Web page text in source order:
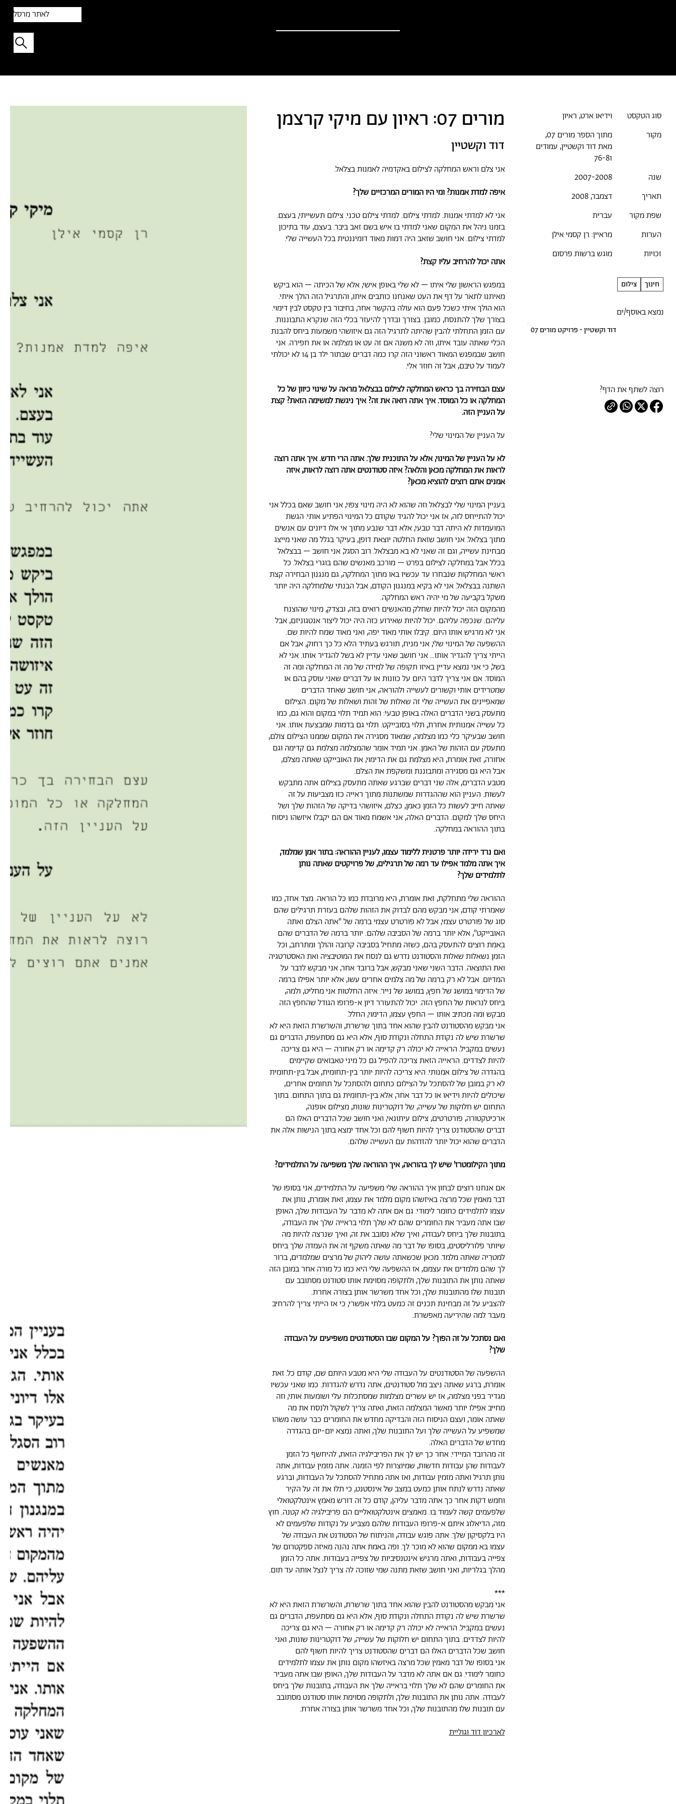
לאתר מרסל
סוג הטקסט
וידיאו ארט, ראיון
מקור
מתוך הספר מורים 07,
מאת דוד וקשטיין, עמודים
76-81
שנה
2007-2008
תאריך
דצמבר, 2008
שפת מקור
עברית
הערות
מראיין: רן קסמי אילן
זכויות
מוגש ברשות פרסום
חינוך צילום
נמצא באוסף/ים
דוד וקשטיין - פרויקט מורים 07
רוצה לשתף את הדף?
אני צלם וראש המחלקה לצילום באקדמיה לאמנות בצלאל.
איפה למדת אמנות? ומי היו המורים המרכזיים שלך?
אני לא למדתי אמנות. למדתי צילום. למדתי צילום טכני. צילום תעשייתי, בעצם.
בזמנו ניהל את המקום שאני למדתי בו איש בשם זאב ביבר. בעצם, עוד בתיכון
למדתי צילום. אני חושב שזאב היה דמות מאוד דומיננטית בכל העשייה שלי.
אתה יכול להרחיב עליו קצת?
במפגש הראשון שלי איתו – לא שלי באופן אישי, אלא של הכיתה – הוא ביקש
מאיתנו לתאר על דף את העט שאנחנו כותבים איתו, והתרגיל הזה הולך איתי.
הוא הולך איתי כשכל פעם הוא עולה בהקשר אחר, בחיבור בין טקסט לבין דימוי.
בצורך שלך להתנסח, כמובן. בצורך ובדרך להיעזר בכלי הזה שנקרא התבוננות.
עם הזמן התחלתי להבין שהיתה לתרגיל הזה גם איזושהי משמעות ביחס להבנת
הכלי שאתה עובד איתו, וזה לא משנה אם זה עט או מצלמה או את חפירה. אני
חושב שבמפגש המאוד ראשוני הזה קרו כמה דברים שבתור ילד בן 14 לא יכולתי
לעמוד על טיבם, אבל זה חוזר אלי.
עצם הבחירה בך כראש המחלקה לצילום בבצלאל מראה על שינוי כיוון של כל
המחלקה או כל המוסד. איך אתה רואה את זה? איך ניגשת למשימה הזאת? קצת
על העניין הזה.
על העניין של המינוי שלי?
לא על העניין של המינוי, אלא על התוכנית שלך. אתה הרי חדש. איך אתה רוצה
לראות את המחלקה מכאן והלאה? איזה סטודנטים אתה רוצה לראות, איזה
אמנים אתם רוצים להוציא מכאן?
בעניין המינוי שלי לבצלאל וזה שהוא לא היה מינוי צפוי, אני חושב שאם בכלל אני
יכול להתייחס לזה, אז אני יכול להגיד שקודם כל המינוי הפתיע אותי. הגשת
המועמדות לא היתה דבר טבעי, אלא דבר שנבע מתוך אי אלו דיונים עם אנשים
מתוך בצלאל. אני חושב שזאת החלטה יוצאת דופן, בעיקר בגלל מה שאני מייצג
מבחינת עשייה, וגם זה שאני לא בא מבצלאל. רוב הסגל, אני חושב – בבצלאל
בכלל אבל במחלקה לצילום בפרט – מורכב מאנשים שהם בוגרי בצלאל. כל
ראשי המחלקות שנבחרו עד עכשיו באו מתוך המחלקה, גם מנגנון הבחירה קצת
השתנה בבצלאל. אני לא בקיא במנגנון הקודם, אבל הבנתי שלמחלקה היה יותר
משקל בקביעה של מי יהיה ראש המחלקה.
מהמקום הזה יכול להיות שחלק מהאנשים רואים בזה, ובצדק, מינוי שהוצנח
עליהם. שנכפה עליהם. יכול להיות שאירוע כזה היה יכול ליצור אנטגוניזם, אבל
אני לא מרגיש אותו היום. קיבלו אותי מאוד יפה, ואני מאוד שמח להיות שם.
ההשפעה של המינוי שלי, אני מניח, תורגש בעתיד הלא כל כך רחוק, אבל אם
הייתי צריך להגדיר אותו... אני חושב שאני עדיין לא בשל להגדיר אותו. אני לא
בשל, כי אני נמצא עדיין באיזו תקופה של למידה של מה זה המחלקה ומה זה
המוסד. אם אני צריך לדבר היום על כוונות או על דברים שאני עוסק בהם או
שמטרידים אותי וקשורים לעשייה ולהוראה, אני חושב שאחד הדברים
שמאפיינים את העשייה שלי זה שאלות של זהות ושאלות של מקום. הצילום
מתעסק בשני הדברים האלה באופן טבעי: הוא תמיד תלוי במקום והוא גם, כמו
כל עשייה אמנותית אחרת, תלוי בסובייקט. תלוי גם בדמות שמבצעת אותו. אני
חושב שבעיקר כלי כמו מצלמה, שמאוד מסגירה את המקום שממנו הצילום צולם,
מתעסק עם הזהות של האמן. אני תמיד אומר שהמצלמה מצלמת גם קדימה וגם
אחורה, זאת אומרת, היא מצלמת גם את הדימוי, את האובייקט שאתה מצלם,
אבל היא גם מסגירה ומתבוננת ומשקפת את הצלם.
מטבע הדברים, אלה שני דברים שברגע שאתה מתעסק בצילום אתה מתבקש
לעשות. העניין הוא שההגדרות שמשתנות מתוך ראייה כזו מצביעות על זה
שאתה חייב לעשות כל הזמן כאמן, כצלם, איזושהי בדיקה של הזהות שלך ושל
היחס שלך למקום. הדברים האלה, אני אשמח מאוד אם הם יקבלו איזשהו ניסוח
בתוך ההוראה במחלקה.
ואם נרד ירידה יותר פרטנית ללימוד עצמו, לעניין ההוראה: בתור אמן שמלמד,
איך אתה מלמד אפילו עד רמה של תרגילים, של פרויקטים שאתה נותן
לתלמידים שלך?
ההוראה שלי מתחלקת, זאת אומרת, היא מרובדת כמו כל הוראה. מצד אחד, כמו
שאמרתי קודם, אני מבקש מהם לבדוק את הזהות שלהם בעזרת תרגילים שהם
סוג של פורטרט עצמי, אבל לא פורטרט עצמי ברמה של "אתה הצלם ואתה
האובייקט", אלא יותר ברמה של הסביבה שלהם. יותר ברמה של הדברים שהם
באמת רוצים להתעסק בהם, כשזה מתחיל בסביבה קרובה והולך ומתרחב, וכל
הזמן נשאלות שאלות והסטודנט נדרש גם לנסח את המוטיבציה ואת האסטרטגיה
ואת התוצאה. הדבר השני שאני מבקש, אבל ברובד אחר, אני מבקש לדבר על
המדיום. אבל לא רק ברמה של מה צלמים אחרים עשו, אלא יותר אפילו ברמה
של הדימוי במושג של חפץ, במושג של נייר. איזה החלטות אני מחליט, ולמה,
ביחס לנראות של החפץ הזה. יכול להתעורר דיון א-פרופו הגודל שהחפץ הזה
מבקש ומה מכתיב אותו – החפץ עצמו, הדימוי, החלל.
אני מבקש מהסטודנט להבין שהוא אחד בתוך שרשרת, והשרשרת הזאת היא לא
שרשרת שיש לה נקודת התחלה ונקודת סוף, אלא היא גם מסתעפת, הדברים גם
נעשים במקביל. הראייה לא יכולה רק קדימה או רק אחורה – היא גם צריכה
להיות לצדדים. הראייה הזאת צריכה להפיל גם כל מיני טאבואים שקיימים
בהגדרה של צילום אמנותי. היא צריכה להיות יותר בין-תחומית, אבל בין-תחומית
לא רק במובן של להסתכל על הצילום כתחום ולהסתכל על תחומים אחרים,
שיכולים להיות וידיאו או כל דבר אחר, אלא בין-תחומית גם בתוך התחום. בתוך
התחום יש חלוקות של עשייה, של דוקטרינות שונות, מצילום אופנה,
ארכיטקטורה, פורטרטים, צילום עיתונאי, ואני חושב שכל הדברים האלו הם
דברים שהסטודנט צריך להיות חשוף להם וכל אחד ימצא בתוך הנישות אלה את
הדברים שהוא יכול יותר להזדהות עם העשייה שלהם.
מתוך הקילומטרז' שיש לך בהוראה, איך ההוראה שלך משפיעה על התלמידים?
אם אנחנו רוצים לבחון איך ההוראה שלי משפיעה על התלמידים, אני בסופו של
דבר מאמין שכל מרצה באיזשהו מקום מלמד את עצמו, זאת אומרת, נותן את
עצמו לתלמידים כחומר לימודי. גם אם אתה לא מדבר על העבודות שלך, האופן
שבו אתה מעביר את החומרים שהם לא שלך תלוי בראייה שלך את העבודה,
בתובנות שלך ביחס לעבודה, ואיך שלא נסובב את זה, ואיך שנרצה להיות מה
שיותר פלורליסטים, בסופו של דבר מה שאתה משקף זה את העמדה שלך ביחס
למטרְיה שאתה מלמד. מכאן שכשאתה עושה ליהוק של מרצים שמלמדים, ברור
לך שהם מלמדים את עצמם, אז ההשפעה שלי היא כמו כל מורה אחר במובן הזה
שאתה נותן את התובנות שלך, ולתקופה מסוימת אותו סטודנט מסתובב עם
תובנות שלו מהתובנות שלך, וכל אחד משרשר אותן בצורה אחרת.
להצביע על זה מבחינת תכנים זה כמעט בלתי אפשרי, כי אז הייתי צריך להרחיב
מעבר למה שהיריעה מאפשרת.
ואם נסתכל על זה הפוך? על המקום שבו הסטודנטים משפיעים על העבודה
שלך?
ההשפעה של הסטודנטים על העבודה שלי היא מטבע היותם שם, קודם כל. זאת
אומרת, ברגע שאתה ניצב מול סטודנטים, אתה נדרש להגדרות. כמו שאני עכשיו
מגדיר בפני מצלמה, אז יש עשרים מצלמות שמסתכלות עלי ושומעות אותי, וזה
מחייב אפילו יותר מאשר המצלמה הזאת, ואתה צריך לשקול ולנסח את מה
שאתה אומר, ועצם הניסוח הזה והבדיקה מחדש את החומרים כבר עושה משהו
שמשפיע על העשייה שלך ועל התובנות שלך, ואתה נמצא יום-יום בהגדרה
מחדש של הדברים האלה.
זה מהרובד המיידי. אחר כך יש לך את הפריבילגיה הזאת, להיחשף כל הזמן
לעבודות שהן עבודות חדשות, שמיוצרות לפי הזמנה. אתה מזמין עבודות, אתה
נותן תרגיל ואתה מזמין עבודות, ואז אתה מתחיל להסתכל על העבודות, וברגע
שאתה נדרש לנתח אותן כמעט במצב של אינסטנט, כי תלו את זה על הקיר
וחמש דקות אחר כך אתה מדבר עליהן, קודם כל זה דורש מאמץ אינטלקטואלי
שלפעמים קשה לעמוד בו. מאמצים אינטלקטואליים הם פריבילגיה לא קטנה. חוץ
מזה, הדיאלוג איתם א-פרופו העבודות שלהם מצביע על נקודות שלפעמים לא
היו בלקסיקון שלך. אתה פוגש עבודה, והניתוח של הסטודנט את העבודה של
עצמו בא ממקום שהוא לא מוכר לך. ופה באמת אתה נהנה מאיזה ספקטרום של
צפייה בעבודות, ואתה מרגיש אינטנסיביות של צפייה בעבודות. אתה כל הזמן
מהלך בגלריות, ואני חושב שזאת מתנה שמי שזוכה לה צריך לנצל אותה עד תום.
***
אני מבקש מהסטודנט להבין שהוא אחד בתוך שרשרת, והשרשרת הזאת היא לא
שרשרת שיש לה נקודת התחלה ונקודת סוף, אלא היא גם מסתעפת, הדברים גם
נעשים במקביל. הראייה לא יכולה רק קדימה או רק אחורה – היא גם צריכה
להיות לצדדים. בתוך התחום יש חלוקות של עשייה, של דוקטרינות שונות, ואני
חושב שכל הדברים האלו הם דברים שהסטודנט צריך להיות חשוף להם
אני בסופו של דבר מאמין שכל מרצה באיזשהו מקום נותן את עצמו לתלמידים
כחומר לימודי. גם אם אתה לא מדבר על העבודות שלך, האופן שבו אתה מעביר
את החומרים שהם לא שלך תלוי בראייה שלך את העבודה, בתובנות שלך ביחס
לעבודה. אתה נותן את התובנות שלך, ולתקופה מסוימת אותו סטודנט מסתובב
עם תובנות שלו מהתובנות שלך, וכל אחד משרשר אותן בצורה אחרת.
לארכיון דוד וגוליית
מורים 07: ראיון עם מיקי קרצמן
דוד וקשטיין